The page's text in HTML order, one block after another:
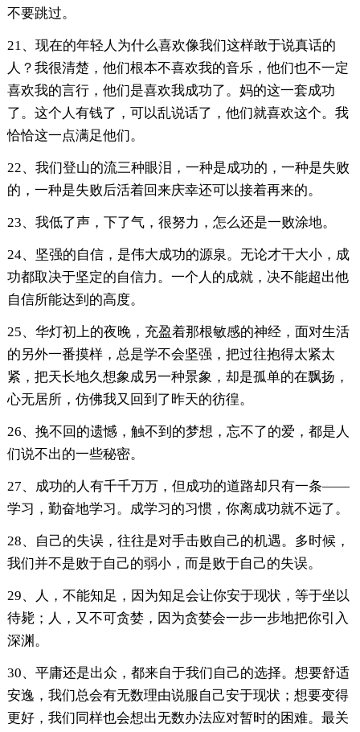
不要跳过。
21、现在的年轻人为什么喜欢像我们这样敢于说真话的
人？我很清楚，他们根本不喜欢我的音乐，他们也不一定
喜欢我的言行，他们是喜欢我成功了。妈的这一套成功
了。这个人有钱了，可以乱说话了，他们就喜欢这个。我
恰恰这一点满足他们。
22、我们登山的流三种眼泪，一种是成功的，一种是失败
的，一种是失败后活着回来庆幸还可以接着再来的。
23、我低了声，下了气，很努力，怎么还是一败涂地。
24、坚强的自信，是伟大成功的源泉。无论才干大小，成
功都取决于坚定的自信力。一个人的成就，决不能超出他
自信所能达到的高度。
25、华灯初上的夜晚，充盈着那根敏感的神经，面对生活
的另外一番摸样，总是学不会坚强，把过往抱得太紧太
紧，把天长地久想象成另一种景象，却是孤单的在飘扬，
心无居所，仿佛我又回到了昨天的彷徨。
26、挽不回的遗憾，触不到的梦想，忘不了的爱，都是人
们说不出的一些秘密。
27、成功的人有千千万万，但成功的道路却只有一条——
学习，勤奋地学习。成学习的习惯，你离成功就不远了。
28、自己的失误，往往是对手击败自己的机遇。多时候，
我们并不是败于自己的弱小，而是败于自己的失误。
29、人，不能知足，因为知足会让你安于现状，等于坐以
待毙；人，又不可贪婪，因为贪婪会一步一步地把你引入
深渊。
30、平庸还是出众，都来自于我们自己的选择。想要舒适
安逸，我们总会有无数理由说服自己安于现状；想要变得
更好，我们同样也会想出无数办法应对暂时的困难。最关